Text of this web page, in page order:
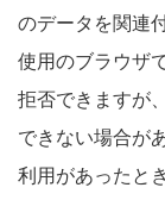
のデータを関連
使用のブラウザ
拒否できますが
できない場合が
利用があったと